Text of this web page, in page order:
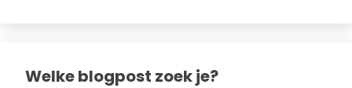
Welke blogpost zoek je?